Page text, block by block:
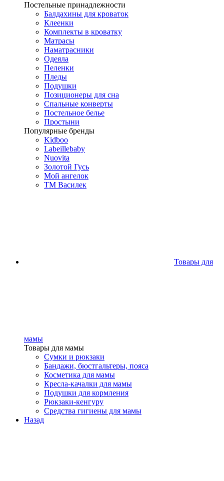
Постельные принадлежности
Балдахины для кроваток
Клеенки
Комплекты в кроватку
Матрасы
Наматрасники
Одеяла
Пеленки
Пледы
Подушки
Позиционеры для сна
Спальные конверты
Постельное белье
Простыни
Популярные бренды
Kidboo
Labeillebaby
Nuovita
Золотой Гусь
Мой ангелок
ТМ Василек
Товары для
мамы
Товары для мамы
Сумки и рюкзаки
Бандажи, бюстгальтеры, пояса
Косметика для мамы
Кресла-качалки для мамы
Подушки для кормления
Рюкзаки-кенгуру
Средства гигиены для мамы
Назад